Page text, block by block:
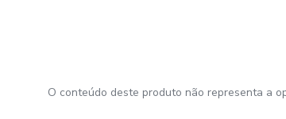
O conteúdo deste produto não representa a